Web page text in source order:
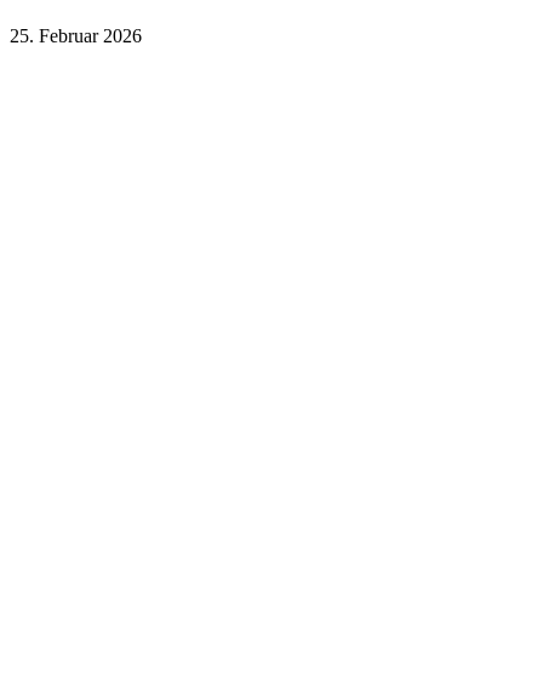
25. Februar 2026